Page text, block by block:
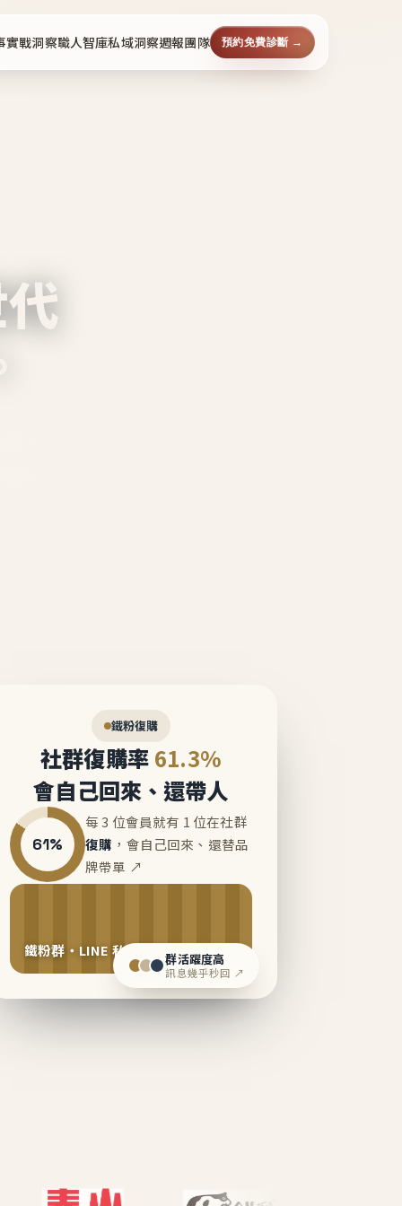
實戰洞察職人智庫私域洞察週報團隊 預約免費診斷 →
鐵粉復購
社群復購率 61.3%
會自己回來、還帶人
61%
每 3 位會員就有 1 位在社群
復購 ，會自己回來、還替品
牌帶單 ↗
鐵粉群・LINE 私域運營中群活躍度高
訊息幾乎秒回 ↗